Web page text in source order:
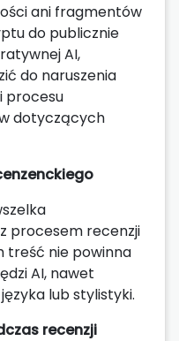
ani fragmentów
do publicznie
AI,
do naruszenia
procesu
dotyczących
procesem recenzji
treść nie powinna
AI, nawet
lub stylistyki.
recenzji